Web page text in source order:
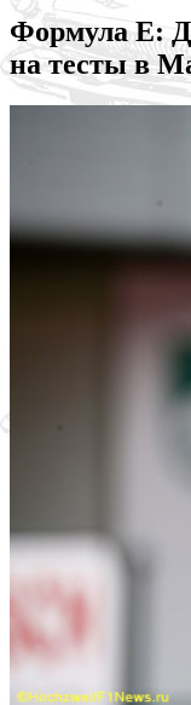
Формула E:
на тесты в